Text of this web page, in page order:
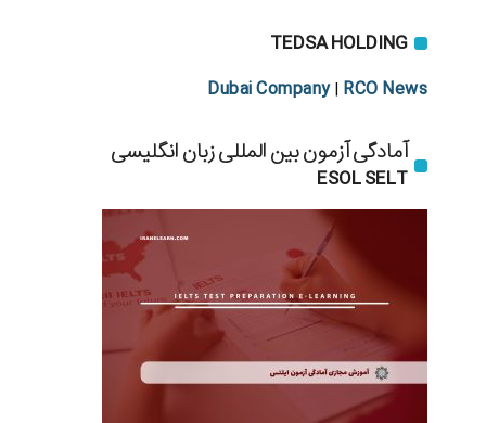
TEDSA HOLDING
Dubai Company| RCO News
آمادگی آزمون بین المللی زبان انگلیسی
ESOL SELT